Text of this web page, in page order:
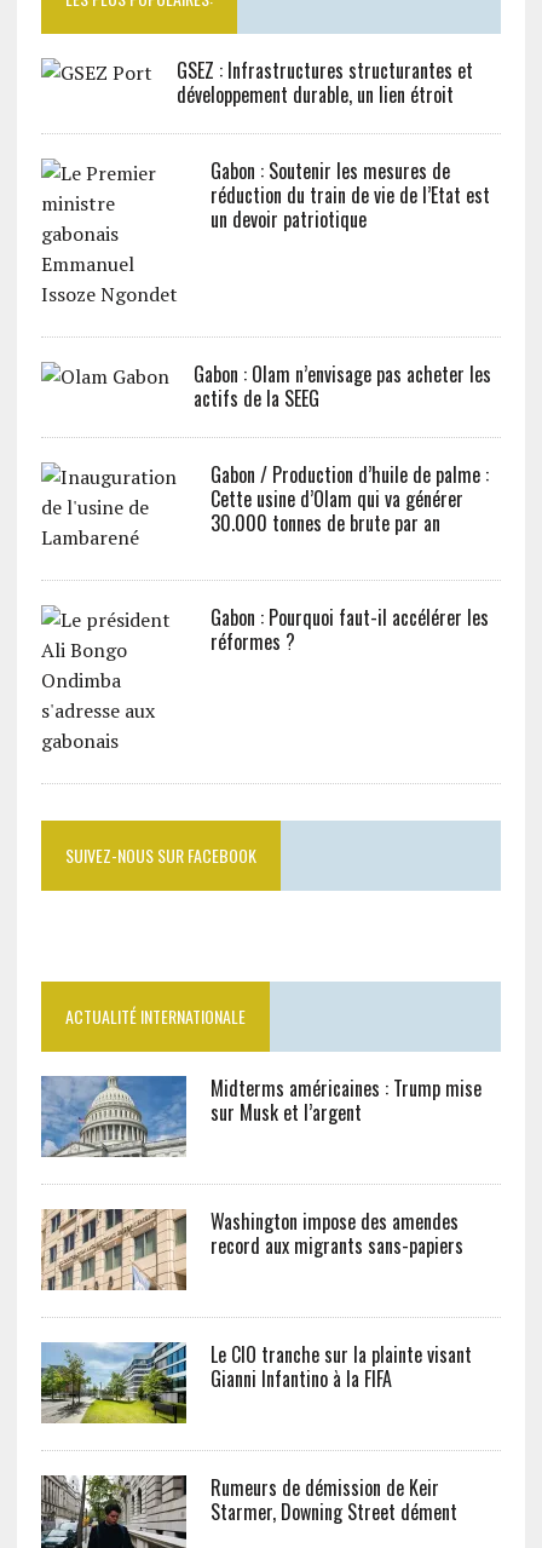
GSEZ : Infrastructures structurantes et
développement durable, un lien étroit
Gabon : Soutenir les mesures de
réduction du train de vie de l’Etat est
un devoir patriotique
Gabon : Olam n’envisage pas acheter les
actifs de la SEEG
Gabon / Production d’huile de palme :
Cette usine d’Olam qui va générer
30.000 tonnes de brute par an
Gabon : Pourquoi faut-il accélérer les
réformes ?
SUIVEZ-NOUS SUR FACEBOOK
ACTUALITÉ INTERNATIONALE
Midterms américaines : Trump mise
sur Musk et l’argent
Washington impose des amendes
record aux migrants sans-papiers
Le CIO tranche sur la plainte visant
Gianni Infantino à la FIFA
Rumeurs de démission de Keir
Starmer, Downing Street dément